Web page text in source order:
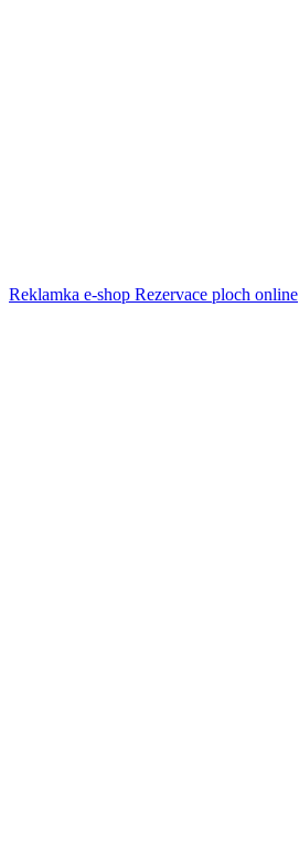
Reklamka e-shop Rezervace ploch online